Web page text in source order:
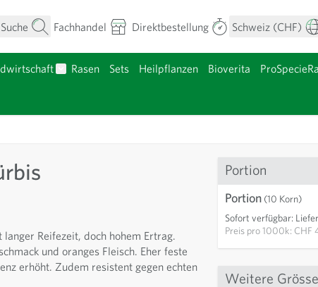
Suche
Fachhandel Direktbestellung Schweiz (CHF)
Rasen Sets Heilpflanzen Bioverita
Reifezeit, doch hohem Ertrag.
und oranges Fleisch. Eher feste
erhöht. Zudem resistent gegen echten
Portion
Portion (10 Korn)
Sofort verfügbar:
Preis pro1000k: CHF
Weitere